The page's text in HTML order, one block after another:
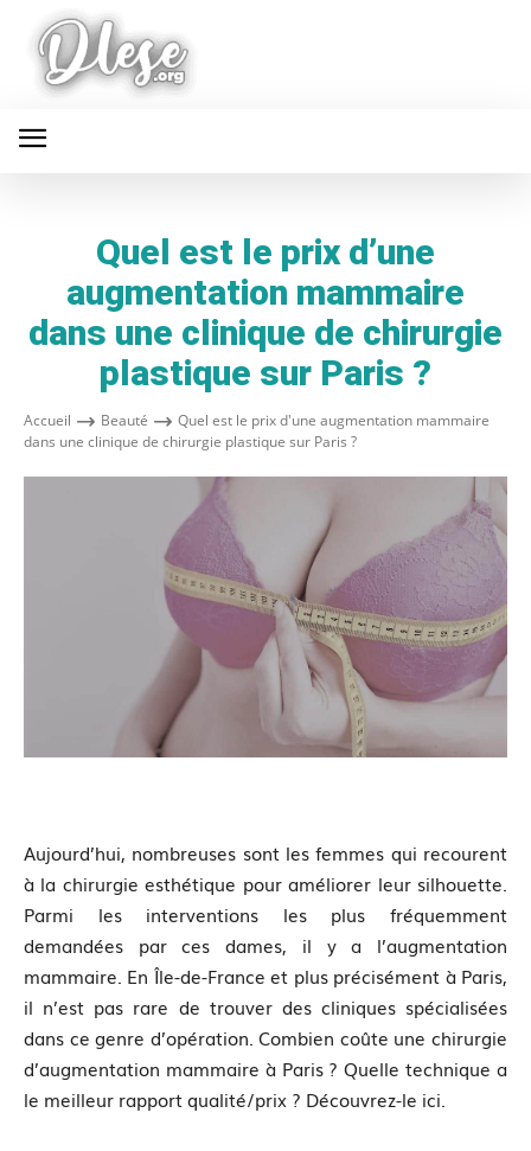
Quel est le prix d’une
augmentation mammaire
dans une clinique de chirurgie
plastique sur Paris ?
Accueil Beauté
Quel est le prix d'une augmentation mammaire
dans une clinique de chirurgie plastique sur Paris ?
Aujourd’hui, nombreuses sont les femmes qui recourent
à la chirurgie esthétique pour améliorer leur silhouette.
Parmi les interventions les plus fréquemment
demandées par ces dames, il y a l’augmentation
mammaire. En Île-de-France et plus précisément à Paris,
il n’est pas rare de trouver des cliniques spécialisées
dans ce genre d’opération. Combien coûte une chirurgie
d’augmentation mammaire à Paris ? Quelle technique a
le meilleur rapport qualité/prix ? Découvrez-le ici.